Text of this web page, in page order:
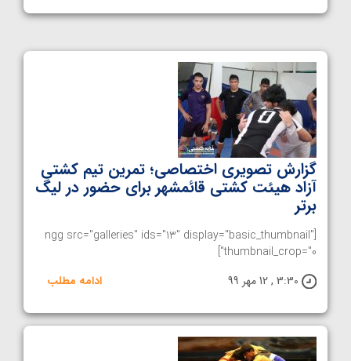
گزارش تصویری اختصاصی؛ تمرین تیم کشتی
آزاد هیئت کشتی قائمشهر برای حضور در لیگ
برتر
[ngg src="galleries" ids="13" display="basic_thumbnail"
thumbnail_crop="0"]
3:30 , 12 مهر 99
ادامه مطلب